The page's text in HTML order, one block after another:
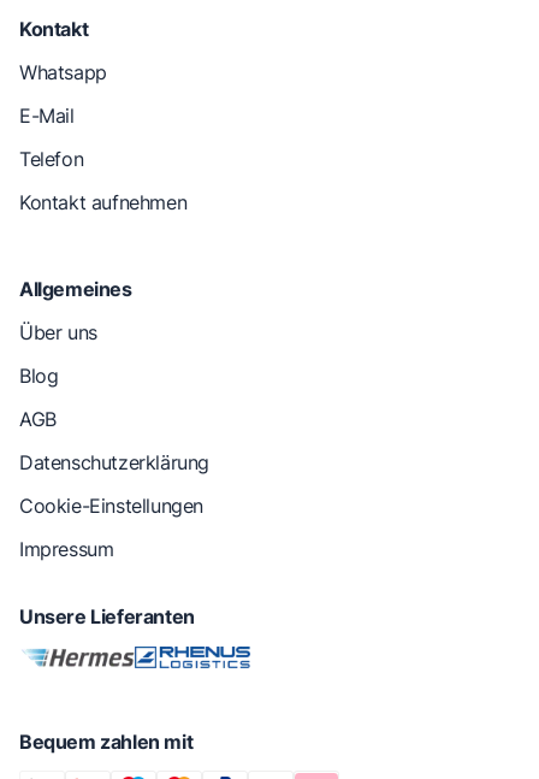
Kontakt
Whatsapp
E-Mail
Telefon
Kontakt aufnehmen
Allgemeines
Über uns
Blog
AGB
Datenschutzerklärung
Cookie-Einstellungen
Impressum
Unsere Lieferanten
Bequem zahlen mit